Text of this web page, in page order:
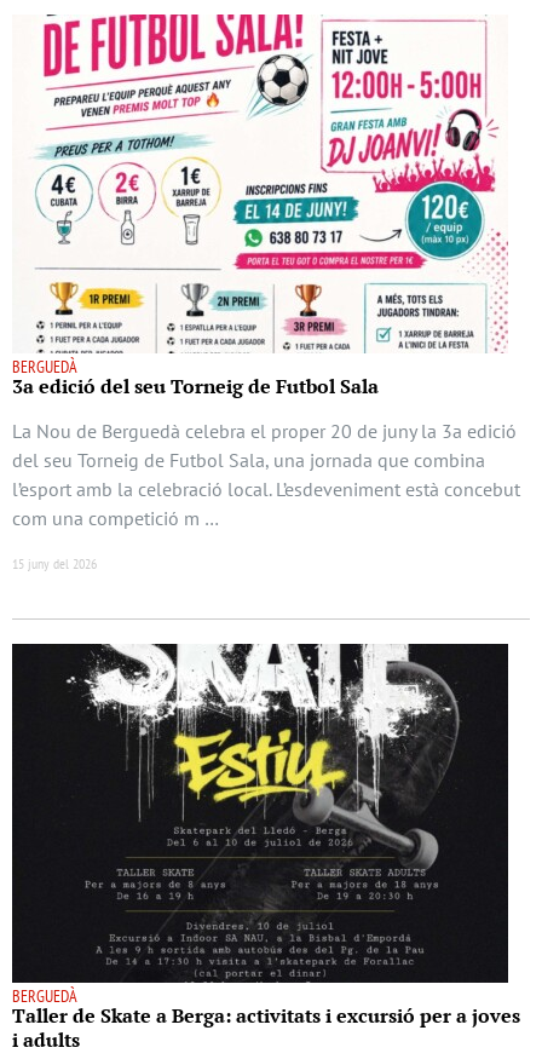
BERGUEDÀ
3a edició del seu Torneig de Futbol Sala
La Nou de Berguedà celebra el proper 20 de juny la 3a edició
del seu Torneig de Futbol Sala, una jornada que combina
l’esport amb la celebració local. L’esdeveniment està concebut
com una competició m …
15 juny del 2026
BERGUEDÀ
Taller de Skate a Berga: activitats i excursió per a joves
i adults